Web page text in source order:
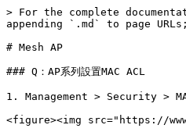
> For the complete
appending `.md` to page
# Mesh AP
### Q：AP系列設置MAC ACL
1. Management > Security >
<figure><img src="https://